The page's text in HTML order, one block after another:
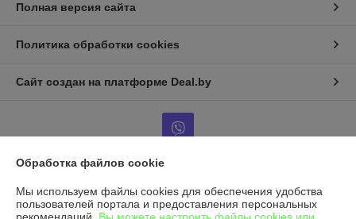
Полная версия сайта
Политика обработки cookies
Сайт создан на платформе Deal.by
Информация для покупателя
Юридическое лицо:ООО "За ремонт"
Обработка файлов cookie
Мы используем файлы cookies для обеспечения удобства
пользователей портала и предоставления персональных